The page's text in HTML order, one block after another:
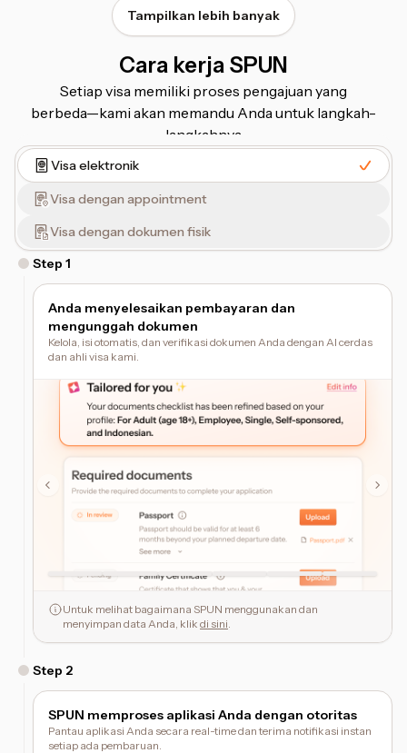
Tampilkan lebih banyak
Cara kerja SPUN
Setiap visa memiliki proses pengajuan yang
berbeda⁠—⁠kami akan memandu Anda untuk langkah-
langkahnya
Visa elektronik
Visa dengan appointment
Visa dengan dokumen fisik
Step 1
Anda menyelesaikan pembayaran dan
mengunggah dokumen
Kelola, isi otomatis, dan verifikasi dokumen Anda dengan AI cerdas
dan ahli visa kami.
Untuk melihat bagaimana SPUN menggunakan dan
menyimpan data Anda, klik di sini
Step 2
SPUN memproses aplikasi Anda dengan otoritas
Pantau aplikasi Anda secara real-time dan terima notifikasi instan
setiap ada pembaruan.